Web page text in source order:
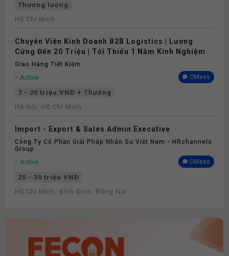
Thương lượng
Hồ Chí Minh
Chuyên Viên Kinh Doanh B2B Logistics | Lương
Cứng Đến 20 Triệu | Tối Thiểu 1 Năm Kinh Nghiệm
Giao Hàng Tiết Kiệm
Active OMess
7 - 20 triệu VND + Thưởng
Hà Nội, Hồ Chí Minh
Import - Export & Sales Admin Executive
Công Ty Cổ Phần Giải Pháp Nhân Sự Việt Nam - HRchannels
Group
Active OMess
20 - 30 triệu VNĐ
Hồ Chí Minh, Bình Định, Đồng Nai